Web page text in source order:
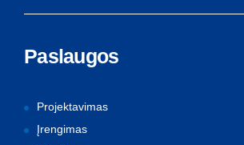
Paslaugos
Projektavimas
Įrengimas